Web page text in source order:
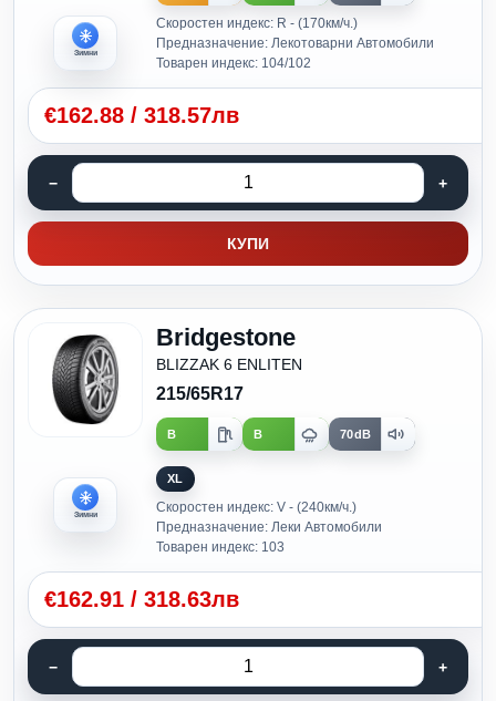
Зимни
Скоростен индекс: R - (170км/ч.)
Предназначение: Лекотоварни Автомобили
Товарен индекс: 104/102
€162.88 / 318.57лв
КУПИ
Зимни
Bridgestone
BLIZZAK 6 ENLITEN
215/65R17
B B 70dB
XL
Скоростен индекс: V - (240км/ч.)
Предназначение: Леки Автомобили
Товарен индекс: 103
€162.91 / 318.63лв